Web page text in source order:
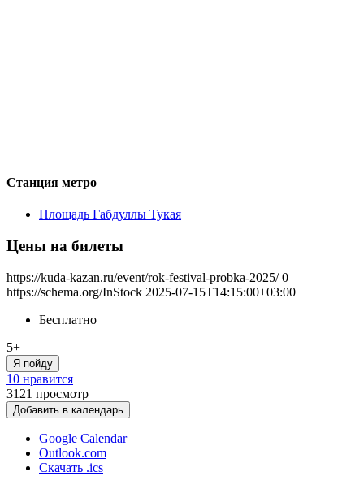
Станция метро
Площадь Габдуллы Тукая
Цены на билеты
https://kuda-kazan.ru/event/rok-festival-probka-2025/ 0
https://schema.org/InStock 2025-07-15T14:15:00+03:00
Бесплатно
5+
Я пойду
10 нравится
3121 просмотр
Добавить в календарь
Google Calendar
Outlook.com
Скачать .ics